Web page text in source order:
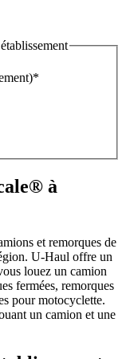
à
et remorques de
U-Haul offre un
louez un camion
fermées, remorques
pour motocyclette.
un camion et une